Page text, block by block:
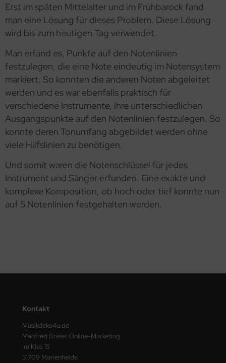
Erst im späten Mittelalter und im Frühbarock fand
man eine Lösung für dieses Problem. Diese Lösung
wird bis zum heutigen Tag verwendet.
Man erfand es, Punkte auf den Notenlinien
festzulegen, die eine Note eindeutig im Notensystem
markiert. So konnten die anderen Noten abgeleitet
werden und es war ebenfalls praktisch für
verschiedene Instrumente, ihre unterschiedlichen
Ausgangspunkte auf den Notenlinien festzulegen. So
konnte deren Tonumfang abgebildet werden ohne
viele Hilfslinien zu benötigen.
Und somit waren die Notenschlüssel für jedes
Instrument und Sänger erfunden. Eine exakte und
komplexe Komposition, ob hoch oder tief konnte nun
auf 5 Notenlinien festgehalten werden.
Kontakt
Musikdeko4u.de
Manfred Breier Online-Marketing
Im Kiss 15
51709 Marienheide